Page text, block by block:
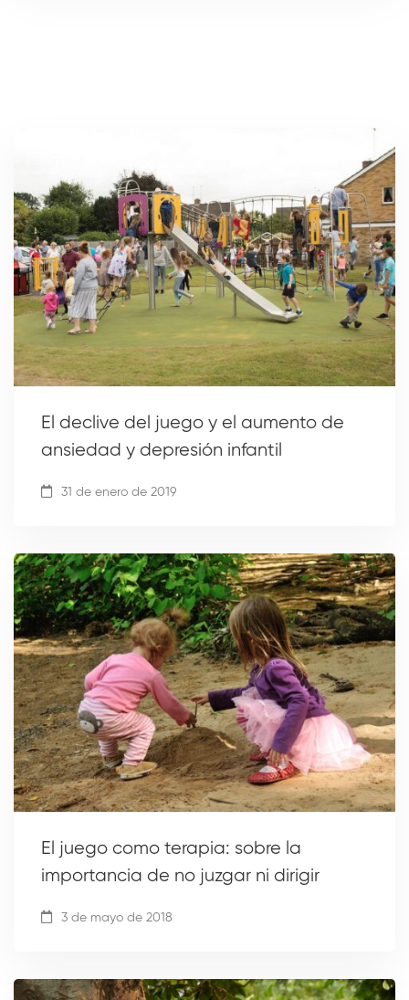
El declive del juego y el aumento de
ansiedad y depresión infantil
31 de enero de 2019
El juego como terapia: sobre la
importancia de no juzgar ni dirigir
3 de mayo de 2018